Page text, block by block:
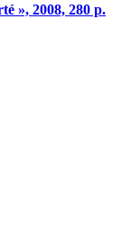
», 2008, 280 p.